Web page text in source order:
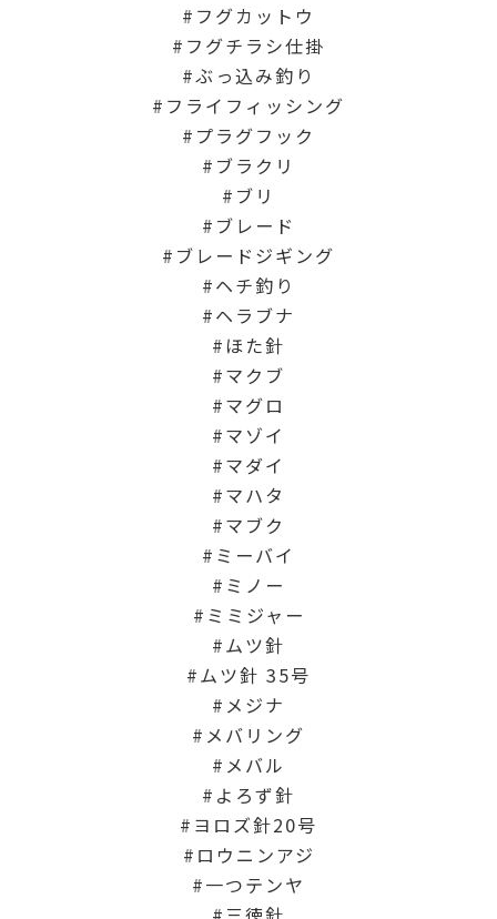
フグカットウ
フグチラシ仕掛
ぶっ込み釣り
フライフィッシング
プラグフック
ブラクリ
ブリ
ブレード
ブレードジギング
ヘチ釣り
ヘラブナ
ほた針
マクブ
マグロ
マゾイ
マダイ
マハタ
マブク
ミーバイ
ミノー
ミミジャー
ムツ針
ムツ針 35号
メジナ
メバリング
メバル
よろず針
ヨロズ針20号
ロウニンアジ
一つテンヤ